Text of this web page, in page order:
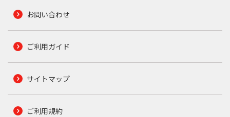
お問い合わせ
ご利用ガイド
サイトマップ
ご利用規約